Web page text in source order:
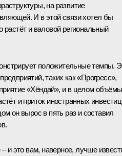
на развитие
И в этой связи хотел бы
растёт и валовой региональный
положительные темпы.
таких как «Прогресс»,
«Хёндай», и в целом объёмы
и приток иностранных
он вырос в пять раз и составил
и это вам, наверное, лучше